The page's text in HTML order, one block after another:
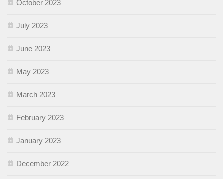
October 2023
July 2023
June 2023
May 2023
March 2023
February 2023
January 2023
December 2022